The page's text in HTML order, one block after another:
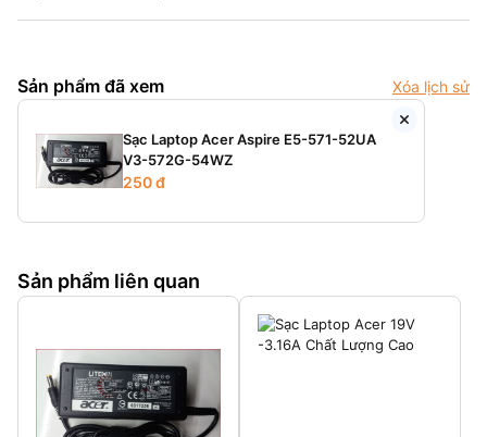
Sản phẩm đã xem Xóa lịch sử
Sạc Laptop Acer Aspire E5-571-52UA
V3-572G-54WZ
250 đ
Sản phẩm liên quan